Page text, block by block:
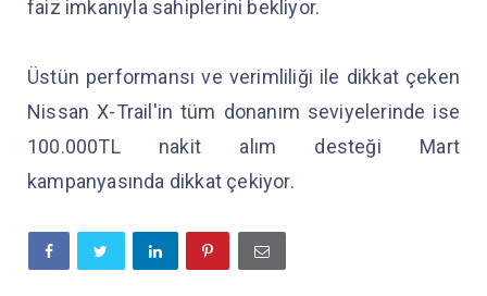
faiz imkanıyla sahiplerini bekliyor.
Üstün performansı ve verimliliği ile dikkat çeken
Nissan X-Trail'in tüm donanım seviyelerinde ise
100.000TL nakit alım desteği Mart
kampanyasında dikkat çekiyor.